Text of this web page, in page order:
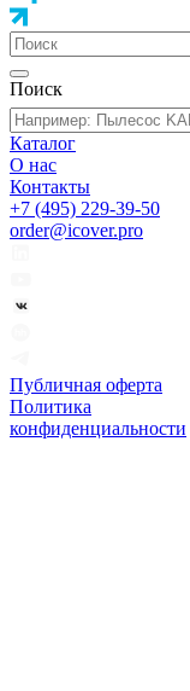
Поиск
Каталог
О нас
Контакты
+7 (495) 229-39-50
order@icover.pro
Публичная оферта
Политика
конфиденциальности